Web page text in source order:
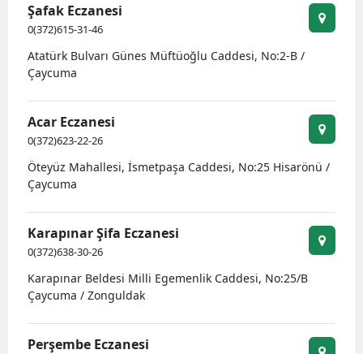
Şafak Eczanesi
0(372)615-31-46
Atatürk Bulvarı Günes Müftüoğlu Caddesi, No:2-B /
Çaycuma
Acar Eczanesi
0(372)623-22-26
Öteyüz Mahallesi, İsmetpaşa Caddesi, No:25 Hisarönü /
Çaycuma
Karapınar Şifa Eczanesi
0(372)638-30-26
Karapınar Beldesi Milli Egemenlik Caddesi, No:25/B
Çaycuma / Zonguldak
Perşembe Eczanesi